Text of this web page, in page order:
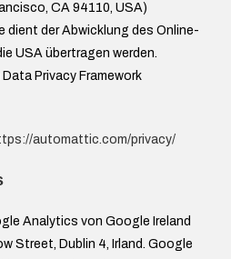
CA 94110, USA)
dient der Abwicklung des Online-
USA übertragen werden.
Privacy Framework
automattic.com/privacy/
Analytics von Google Ireland
Street, Dublin 4, Irland. Google